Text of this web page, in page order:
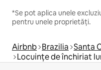
*Se pot aplica unele
pentru unele proprietăți.
Airbnb Brazilia Santa
Locuințe de închiriat